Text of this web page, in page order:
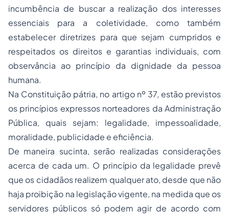
incumbência de buscar a realização dos interesses
essenciais para a coletividade, como também
estabelecer diretrizes para que sejam cumpridos e
respeitados os direitos e garantias individuais, com
observância ao princípio da dignidade da pessoa
humana.
Na Constituição pátria, no artigo nº 37, estão previstos
os princípios expressos norteadores da Administração
Pública, quais sejam: legalidade, impessoalidade,
moralidade, publicidade e eficiência.
De maneira sucinta, serão realizadas considerações
acerca de cada um. O princípio da legalidade prevê
que os cidadãos realizem qualquer ato, desde que não
haja proibição na legislação vigente, na medida que os
servidores públicos só podem agir de acordo com